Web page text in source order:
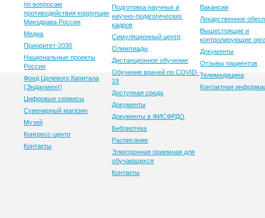
по вопросам
противодействия коррупции
Минздрава России
Медиа
Приоритет-2030
Национальные проекты
России
Фонд Целевого Капитала
(Эндаумент)
Цифровые сервисы
Сувенирный магазин
Музей
Конгресс-центр
Контакты
Подготовка научных и
научно-педагогических
кадров
Симуляционный центр
Олимпиады
Дистанционное обучение
Обучение врачей по COVID-
19
Доступная среда
Документы
Документы в ФИСФРДО
Библиотека
Расписание
Электронная приемная для
обучающихся
Контакты
Вакансии
Лекарственное
Вышестоящие и
контролирующие
Документы
Отзывы пациентов
Телемедицина
Контактная